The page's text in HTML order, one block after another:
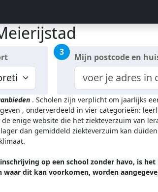
3 Mijn postcode en
. Scholen zijn verplicht om jaarlijks
, onderverdeeld in vier categorieën:
enige website die het ziekteverzuim van
dan gemiddeld ziekteverzuim kan
op een school zonder havo, is
dit kan voorkomen, worden